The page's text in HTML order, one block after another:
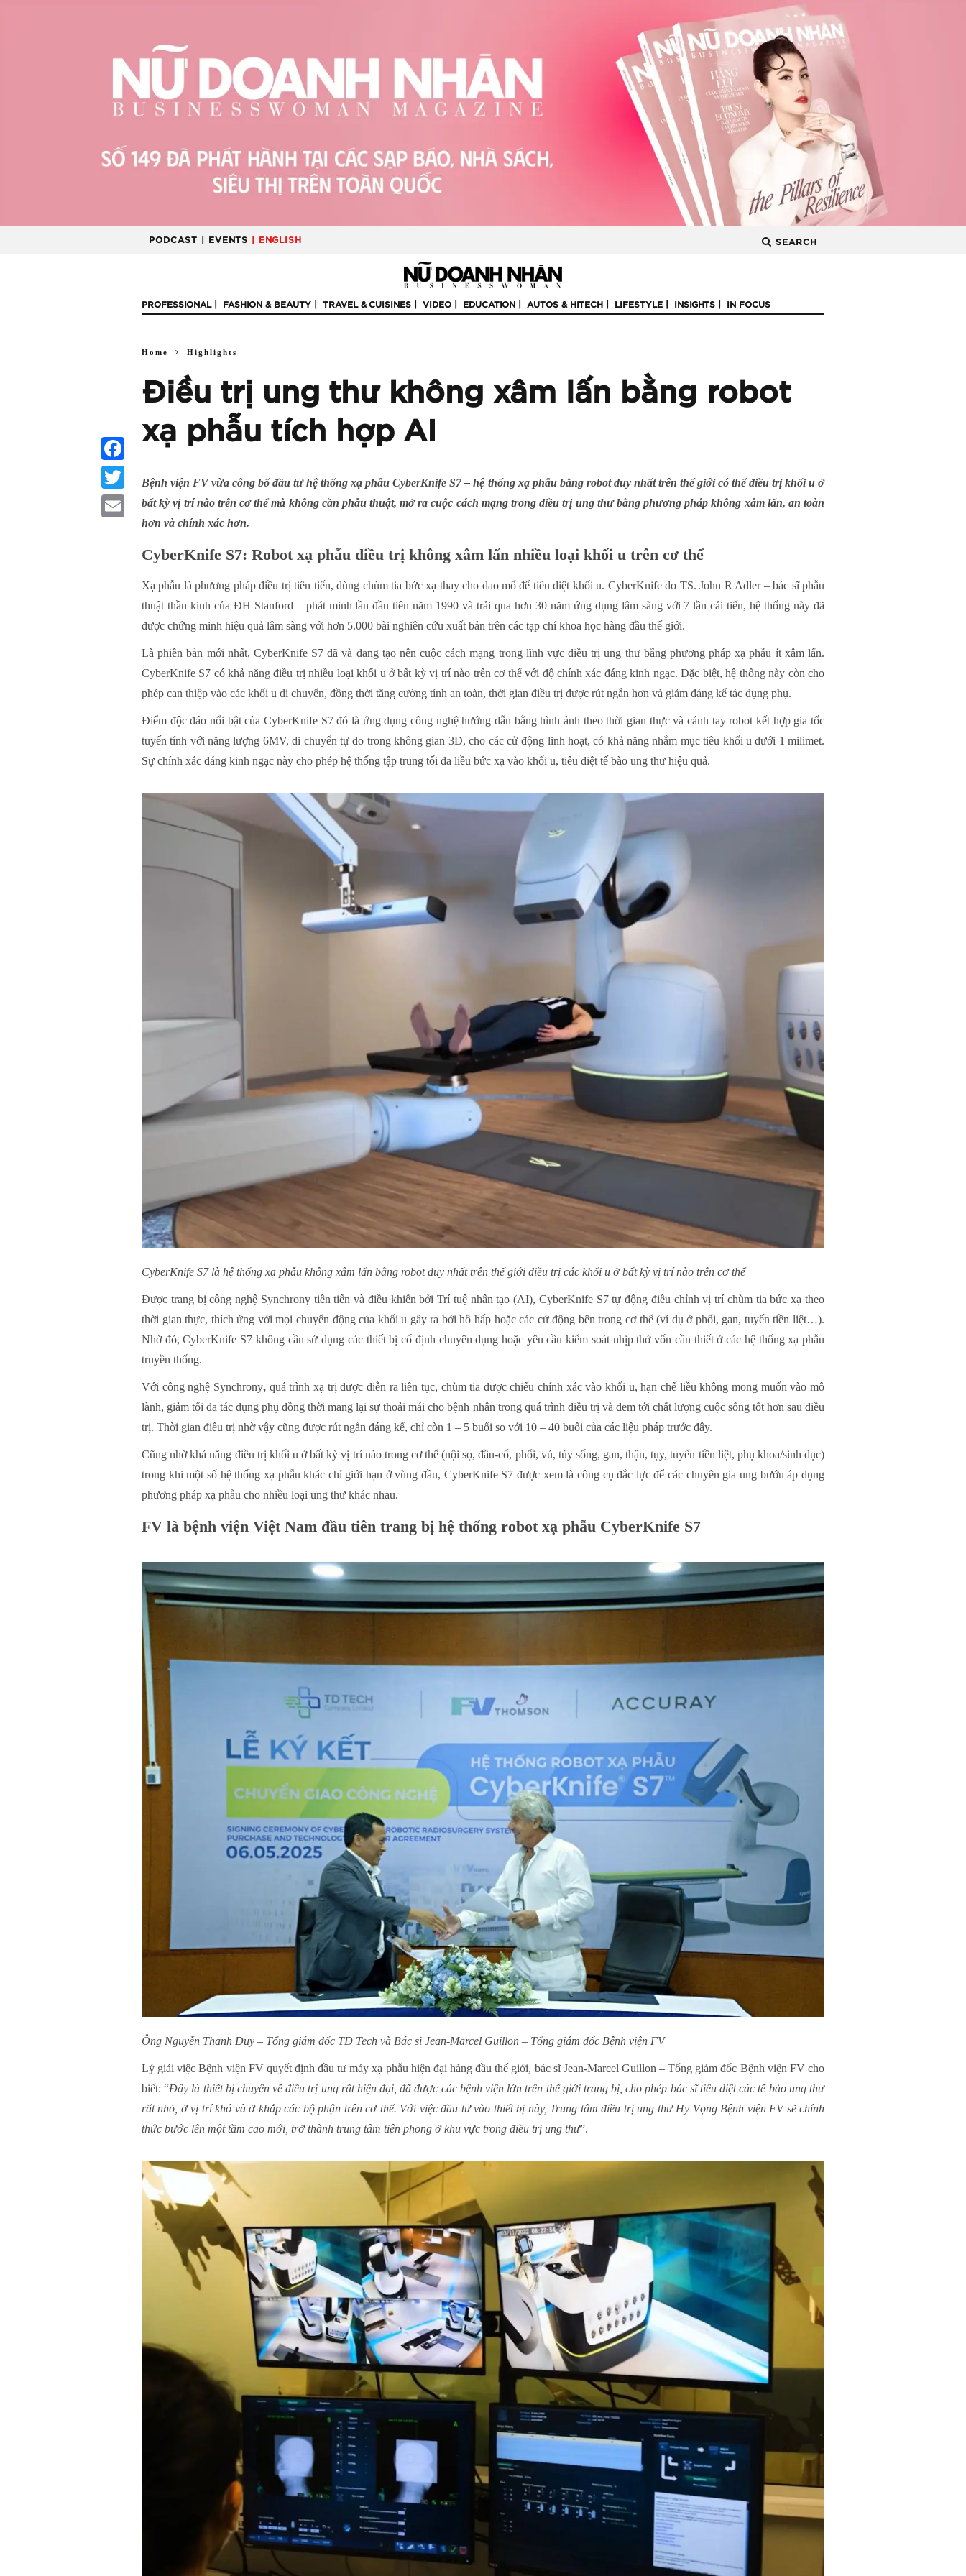
PODCAST | EVENTS | ENGLISH SEARCH
PROFESSIONAL FASHION & BEAUTY TRAVEL & CUISINES VIDEO EDUCATION AUTOS & HITECH LIFESTYLE INSIGHTS IN FOCUS
Home Highlights
Điều trị ung thư không xâm lấn bằng robot
xạ phẫu tích hợp AI
Bệnh viện FV vừa công bố đầu tư hệ thống xạ phẫu CyberKnife S7 – hệ thống xạ phẫu bằng robot duy nhất trên thế giới có thể điều trị khối u ở
bất kỳ vị trí nào trên cơ thể mà không cần phẫu thuật, mở ra cuộc cách mạng trong điều trị ung thư bằng phương pháp không xâm lấn, an toàn
hơn và chính xác hơn.
CyberKnife S7: Robot xạ phẫu điều trị không xâm lấn nhiều loại khối u trên cơ thể
Xạ phẫu là phương pháp điều trị tiên tiến, dùng chùm tia bức xạ thay cho dao mổ để tiêu diệt khối u. CyberKnife do TS. John R Adler – bác sĩ phẫu
thuật thần kinh của ĐH Stanford – phát minh lần đầu tiên năm 1990 và trải qua hơn 30 năm ứng dụng lâm sàng với 7 lần cải tiến, hệ thống này đã
được chứng minh hiệu quả lâm sàng với hơn 5.000 bài nghiên cứu xuất bản trên các tạp chí khoa học hàng đầu thế giới.
Là phiên bản mới nhất, CyberKnife S7 đã và đang tạo nên cuộc cách mạng trong lĩnh vực điều trị ung thư bằng phương pháp xạ phẫu ít xâm lấn.
CyberKnife S7 có khả năng điều trị nhiều loại khối u ở bất kỳ vị trí nào trên cơ thể với độ chính xác đáng kinh ngạc. Đặc biệt, hệ thống này còn cho
phép can thiệp vào các khối u di chuyển, đồng thời tăng cường tính an toàn, thời gian điều trị được rút ngắn hơn và giảm đáng kể tác dụng phụ.
Điểm độc đáo nổi bật của CyberKnife S7 đó là ứng dụng công nghệ hướng dẫn bằng hình ảnh theo thời gian thực và cánh tay robot kết hợp gia tốc
tuyến tính với năng lượng 6MV, di chuyển tự do trong không gian 3D, cho các cử động linh hoạt, có khả năng nhắm mục tiêu khối u dưới 1 milimet.
Sự chính xác đáng kinh ngạc này cho phép hệ thống tập trung tối đa liều bức xạ vào khối u, tiêu diệt tế bào ung thư hiệu quả.
CyberKnife S7 là hệ thống xạ phẫu không xâm lấn bằng robot duy nhất trên thế giới điều trị các khối u ở bất kỳ vị trí nào trên cơ thể
Được trang bị công nghệ Synchrony tiên tiến và điều khiển bởi Trí tuệ nhân tạo (AI), CyberKnife S7 tự động điều chỉnh vị trí chùm tia bức xạ theo
thời gian thực, thích ứng với mọi chuyển động của khối u gây ra bởi hô hấp hoặc các cử động bên trong cơ thể (ví dụ ở phổi, gan, tuyến tiền liệt…).
Nhờ đó, CyberKnife S7 không cần sử dụng các thiết bị cố định chuyên dụng hoặc yêu cầu kiểm soát nhịp thở vốn cần thiết ở các hệ thống xạ phẫu
truyền thống.
Với công nghệ Synchrony, quá trình xạ trị được diễn ra liên tục, chùm tia được chiếu chính xác vào khối u, hạn chế liều không mong muốn vào mô
lành, giảm tối đa tác dụng phụ đồng thời mang lại sự thoải mái cho bệnh nhân trong quá trình điều trị và đem tới chất lượng cuộc sống tốt hơn sau điều
trị. Thời gian điều trị nhờ vậy cũng được rút ngắn đáng kể, chỉ còn 1 – 5 buổi so với 10 – 40 buổi của các liệu pháp trước đây.
Cũng nhờ khả năng điều trị khối u ở bất kỳ vị trí nào trong cơ thể (nội sọ, đầu-cổ, phổi, vú, tủy sống, gan, thận, tụy, tuyến tiền liệt, phụ khoa/sinh dục)
trong khi một số hệ thống xạ phẫu khác chỉ giới hạn ở vùng đầu, CyberKnife S7 được xem là công cụ đắc lực để các chuyên gia ung bướu áp dụng
phương pháp xạ phẫu cho nhiều loại ung thư khác nhau.
FV là bệnh viện Việt Nam đầu tiên trang bị hệ thống robot xạ phẫu CyberKnife S7
Ông Nguyễn Thanh Duy – Tổng giám đốc TD Tech và Bác sĩ Jean-Marcel Guillon – Tổng giám đốc Bệnh viện FV
Lý giải việc Bệnh viện FV quyết định đầu tư máy xạ phẫu hiện đại hàng đầu thế giới, bác sĩ Jean-Marcel Guillon – Tổng giám đốc Bệnh viện FV cho
biết: “Đây là thiết bị chuyên về điều trị ung rất hiện đại, đã được các bệnh viện lớn trên thế giới trang bị, cho phép bác sĩ tiêu diệt các tế bào ung thư
rất nhỏ, ở vị trí khó và ở khắp các bộ phận trên cơ thể. Với việc đầu tư vào thiết bị này, Trung tâm điều trị ung thư Hy Vọng Bệnh viện FV sẽ chính
thức bước lên một tầm cao mới, trở thành trung tâm tiên phong ở khu vực trong điều trị ung thư”.
Facebook
Twitter